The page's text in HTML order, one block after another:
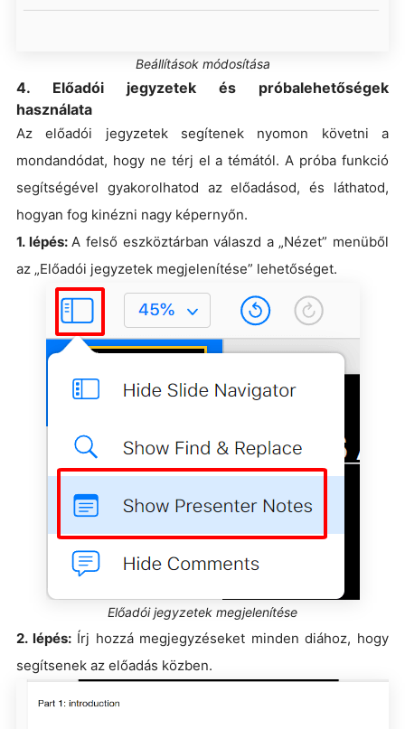
Beállítások módosítása
4. Előadói jegyzetek és próbalehetőségek
használata
Az előadói jegyzetek segítenek nyomon követni a
mondandódat, hogy ne térj el a témától. A próba funkció
segítségével gyakorolhatod az előadásod, és láthatod,
hogyan fog kinézni nagy képernyőn.
1. lépés:A felső eszköztárban válaszd a „Nézet” menüből
az „Előadói jegyzetek megjelenítése” lehetőséget.
Előadói jegyzetek megjelenítése
2. lépés:Írj hozzá megjegyzéseket minden diához, hogy
segítsenek az előadás közben.